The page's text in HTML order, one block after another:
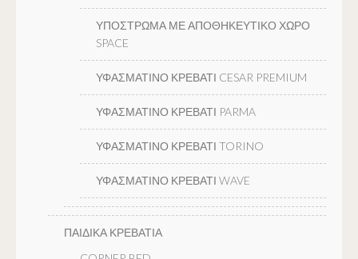
ΥΠΟΣΤΡΩΜΑ ΜΕ ΑΠΟΘΗΚΕΥΤΙΚΟ ΧΩΡΟ
SPACE
ΥΦΑΣΜΑΤΙΝΟ ΚΡΕΒΑΤΙ CESAR PREMIUM
ΥΦΑΣΜΑΤΙΝΟ ΚΡΕΒΑΤΙ PARMA
ΥΦΑΣΜΑΤΙΝΟ ΚΡΕΒΑΤΙ TORINO
ΥΦΑΣΜΑΤΙΝΟ ΚΡΕΒΑΤΙ WAVE
ΠΑΙΔΙΚΑ ΚΡΕΒΑΤΙΑ